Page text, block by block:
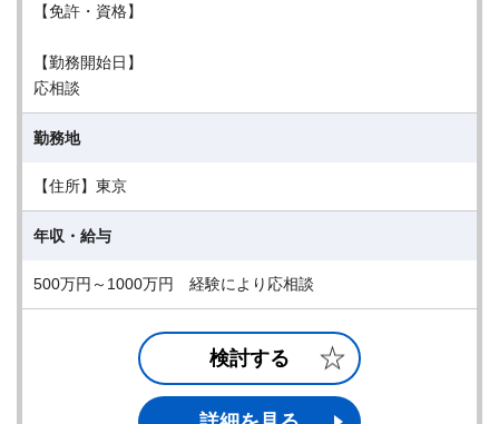
【免許・資格】
【勤務開始日】
応相談
勤務地
【住所】東京
年収・給与
500万円～1000万円 経験により応相談
検討する